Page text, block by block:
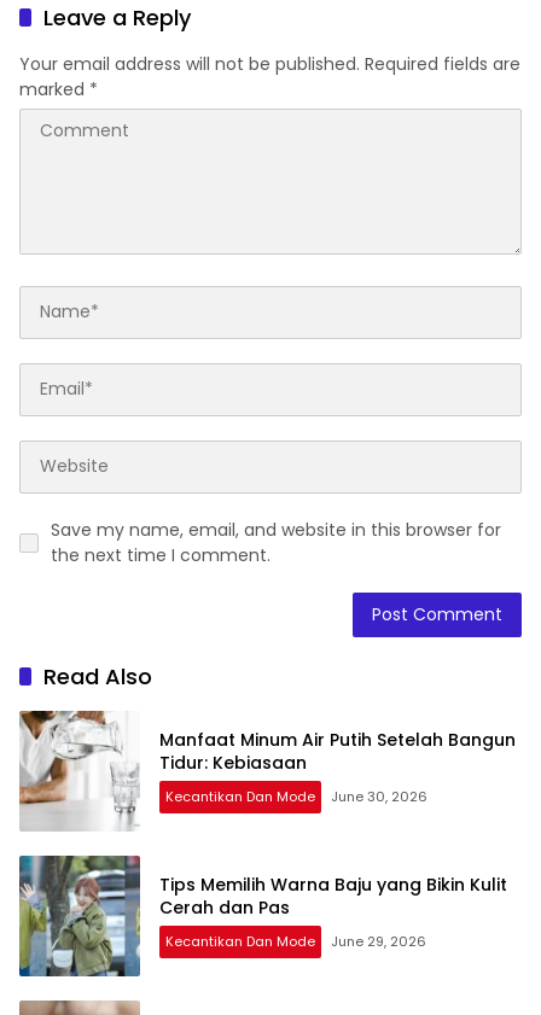
Leave a Reply
Your email address will not be published. Required fields are
marked *
Save my name, email, and website in this browser for
the next time I comment.
Read Also
Manfaat Minum Air Putih Setelah Bangun
Tidur: Kebiasaan
Kecantikan Dan Mode June 30, 2026
Tips Memilih Warna Baju yang Bikin Kulit
Cerah dan Pas
Kecantikan Dan Mode June 29, 2026